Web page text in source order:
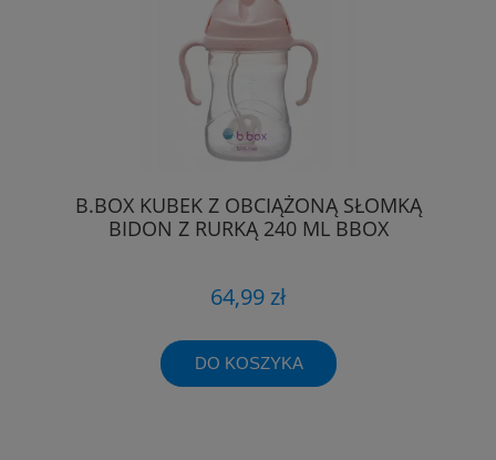
B.BOX KUBEK Z OBCIĄŻONĄ SŁOMKĄ
BIDON Z RURKĄ 240 ML BBOX
64,99 zł
DO KOSZYKA